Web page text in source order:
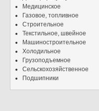
Медицинское
Газовое, топливное
Строительное
Текстильное, швейное
Машиностроительное
Холодильное
Грузоподъемное
Сельскохозяйственное
Подшипники